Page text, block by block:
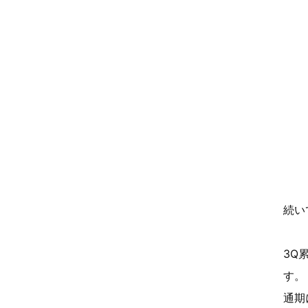
続い
3Q
す。
通期